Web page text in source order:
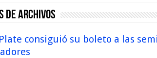
de Archivos
consiguió su boleto a las